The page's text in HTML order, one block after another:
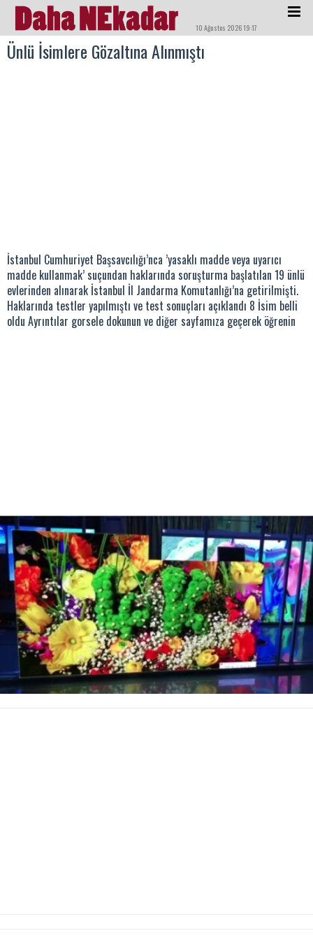
10 Ağustos 2026 19:17
Ünlü İsimlere Gözaltına Alınmıştı
İstanbul Cumhuriyet Başsavcılığı’nca ’yasaklı madde veya uyarıcı
madde kullanmak’ suçundan haklarında soruşturma başlatılan 19 ünlü
evlerinden alınarak İstanbul İl Jandarma Komutanlığı’na getirilmişti.
Haklarında testler yapılmıştı ve test sonuçları açıklandı 8 İsim belli
oldu Ayrıntılar gorsele dokunun ve diğer sayfamıza geçerek öğrenin